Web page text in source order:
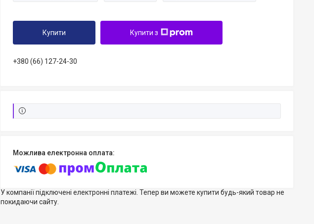
Купити Купити з
+380 (66) 127-24-30
У компанії підключені електронні платежі. Тепер ви можете купити будь-який товар не
покидаючи сайту.